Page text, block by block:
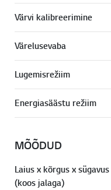
Värvi kalibreerimine
Värelusevaba
Lugemisrežiim
Energiasäästu režiim
MÕÕDUD
Laius x kõrgus x sügavus
(koos jalaga)